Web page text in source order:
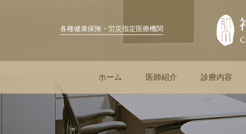
各種健康保険・労災指定医療機関
ホーム 医師紹介 診療内容